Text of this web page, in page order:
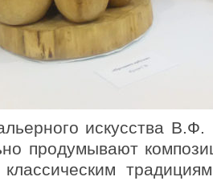
искус­ства
про­ду­мы­ва­ют